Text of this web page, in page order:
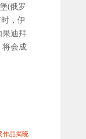
(俄罗
，伊
果迪拜
将会成
作品揭晓